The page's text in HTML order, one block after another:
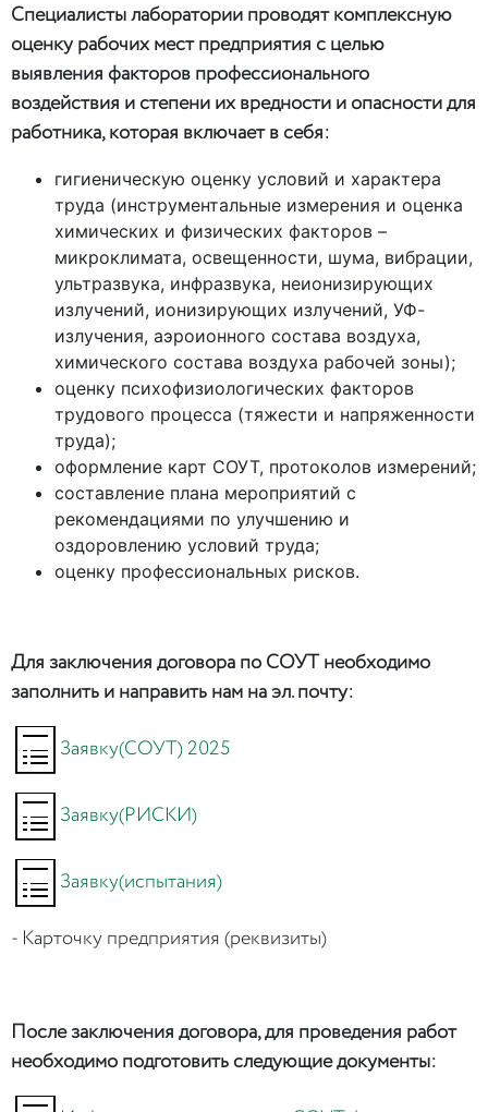
Специалисты лаборатории проводят комплексную
оценку рабочих мест предприятия с целью
выявления факторов профессионального
воздействия и степени их вредности и опасности для
работника, которая включает в себя:
гигиеническую оценку условий и характера
труда (инструментальные измерения и оценка
химических и физических факторов –
микроклимата, освещенности, шума, вибрации,
ультразвука, инфразвука, неионизирующих
излучений, ионизирующих излучений, УФ-
излучения, аэроионного состава воздуха,
химического состава воздуха рабочей зоны);
оценку психофизиологических факторов
трудового процесса (тяжести и напряженности
труда);
оформление карт СОУТ, протоколов измерений;
составление плана мероприятий с
рекомендациями по улучшению и
оздоровлению условий труда;
оценку профессиональных рисков.
Для заключения договора по СОУТ необходимо
заполнить и направить нам на эл. почту:
Заявку(СОУТ) 2025
Заявку(РИСКИ)
Заявку(испытания)
- Карточку предприятия (реквизиты)
После заключения договора, для проведения работ
необходимо подготовить следующие документы: